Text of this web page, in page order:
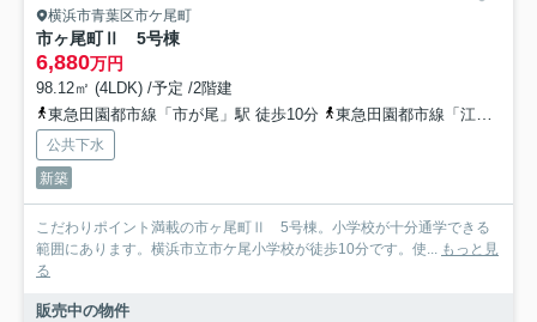
横浜市青葉区市ケ尾町
市ヶ尾町Ⅱ 5号棟
6,880万円
98.12㎡ (4LDK) /予定 /2階建
東急田園都市線「市が尾」駅 徒歩10分
東急田園都市線「江田」駅 徒歩23分
公共下水
新築
こだわりポイント満載の市ヶ尾町Ⅱ 5号棟。小学校が十分通学できる
範囲にあります。横浜市立市ケ尾小学校が徒歩10分です。使... もっと見
る
販売中の物件